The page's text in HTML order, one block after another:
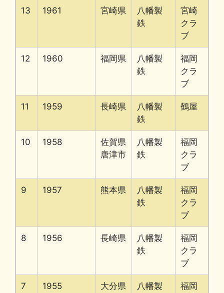
13 1961 宮崎県
八幡製
鉄
宮崎
クラ
ブ
12 1960 福岡県
八幡製
鉄
福岡
クラ
ブ
11 1959 長崎県
八幡製
鉄
鶴屋
10 1958
佐賀県
唐津市
八幡製
鉄
福岡
クラ
ブ
9 1957 熊本県
八幡製
鉄
福岡
クラ
ブ
8 1956 長崎県
八幡製
鉄
福岡
クラ
ブ
7 1955 大分県
八幡製
福岡